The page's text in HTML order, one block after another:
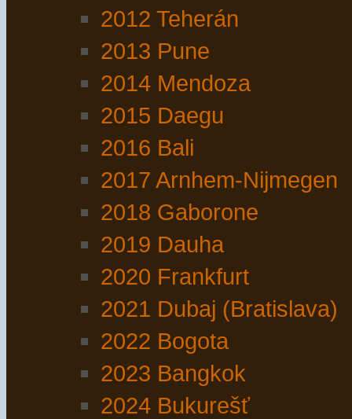
2012 Teherán
2013 Pune
2014 Mendoza
2015 Daegu
2016 Bali
2017 Arnhem-Nijmegen
2018 Gaborone
2019 Dauha
2020 Frankfurt
2021 Dubaj (Bratislava)
2022 Bogota
2023 Bangkok
2024 Bukurešť